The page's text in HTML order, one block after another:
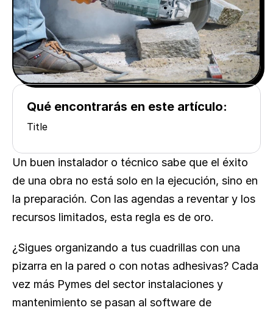
Qué encontrarás en este artículo:
Title
Un buen instalador o técnico sabe que el éxito
de una obra no está solo en la ejecución, sino en
la preparación. Con las agendas a reventar y los
recursos limitados, esta regla es de oro.
¿Sigues organizando a tus cuadrillas con una
pizarra en la pared o con notas adhesivas? Cada
vez más Pymes del sector instalaciones y
mantenimiento se pasan al software de